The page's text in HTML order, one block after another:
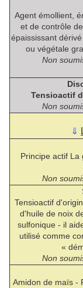
Agent émollient,
et de contrôle
épaississant
ou végétale
Non
Tensioactif
Non
⇓
Principe actif
Non
Tensioactif
d'huile de noix
sulfonique - il
utilisé comme
«
Non
Amidon de maïs -